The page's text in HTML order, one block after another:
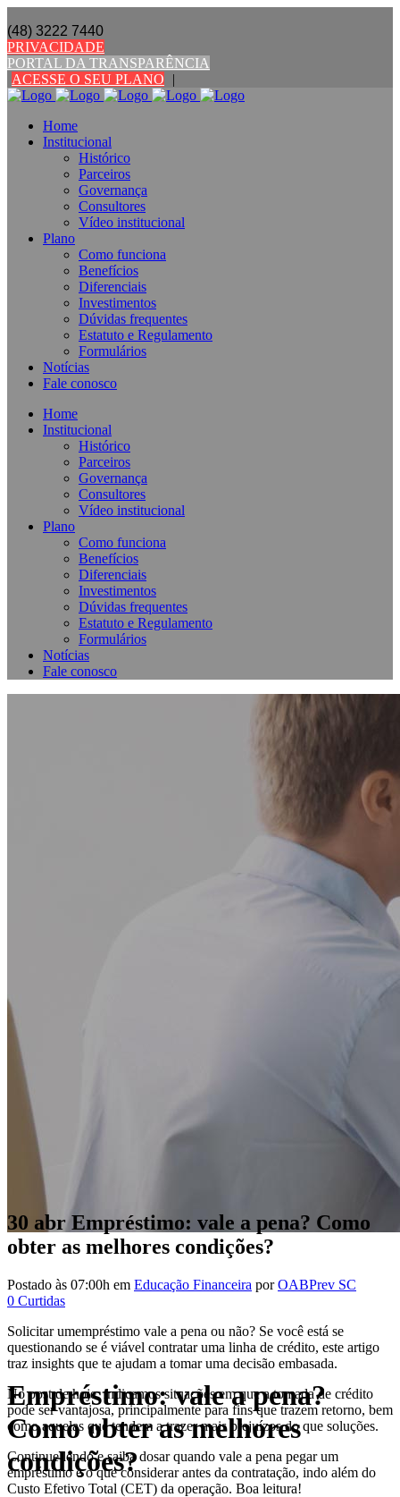
(48) 3222 7440
PRIVACIDADE
PORTAL DA TRANSPARÊNCIA
ACESSE O SEU PLANO
|
Home
Institucional
Histórico
Parceiros
Governança
Consultores
Vídeo institucional
Plano
Como funciona
Benefícios
Diferenciais
Investimentos
Dúvidas frequentes
Estatuto e Regulamento
Formulários
Notícias
Fale conosco
Home
Institucional
Histórico
Parceiros
Governança
Consultores
Vídeo institucional
Plano
Como funciona
Benefícios
Diferenciais
Investimentos
Dúvidas frequentes
Estatuto e Regulamento
Formulários
Notícias
Fale conosco
Empréstimo: vale a pena?
Como obter as melhores
condições?
30 abrEmpréstimo: vale a pena? Como
obter as melhores condições?
Postado às 07:00h em Educação Financeira porOABPrev SC
0 Curtidas
Solicitar umempréstimo vale a pena ou não? Se você está se
questionando se é viável contratar uma linha de crédito, este artigo
traz insights que te ajudam a tomar uma decisão embasada.
No post de hoje, indicamos situações em que a tomada de crédito
pode ser vantajosa, principalmente para fins que trazem retorno, bem
como aquelas que tendem a trazer mais prejuízos do que soluções.
Continue lendo e saiba dosar quando vale a pena pegar um
empréstimo e o que considerar antes da contratação, indo além do
Custo Efetivo Total (CET) da operação. Boa leitura!